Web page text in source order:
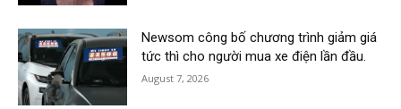
Newsom công bố chương trình giảm giá
tức thì cho người mua xe điện lần đầu.
August 7, 2026